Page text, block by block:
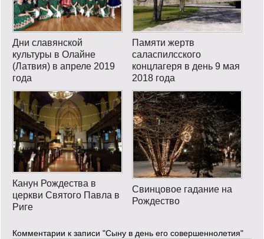
Дни славянской
культуры в Олайне
(Латвия) в апреле 2019
года
Памяти жертв
саласпилсского
концлагеря в день 9 мая
2018 года
Канун Рождества в
церкви Святого Павла в
Риге
Свинцовое гадание на
Рождество
Комментарии к записи "Сыну в день его совершеннолетия"